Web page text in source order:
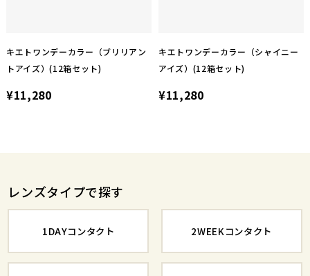
キエトワンデーカラー（ブリリアン
トアイズ）(12箱セット)
¥11,280
キエトワンデーカラー（シャイニー
アイズ）(12箱セット)
¥11,280
レンズタイプで探す
1DAYコンタクト 2WEEKコンタクト